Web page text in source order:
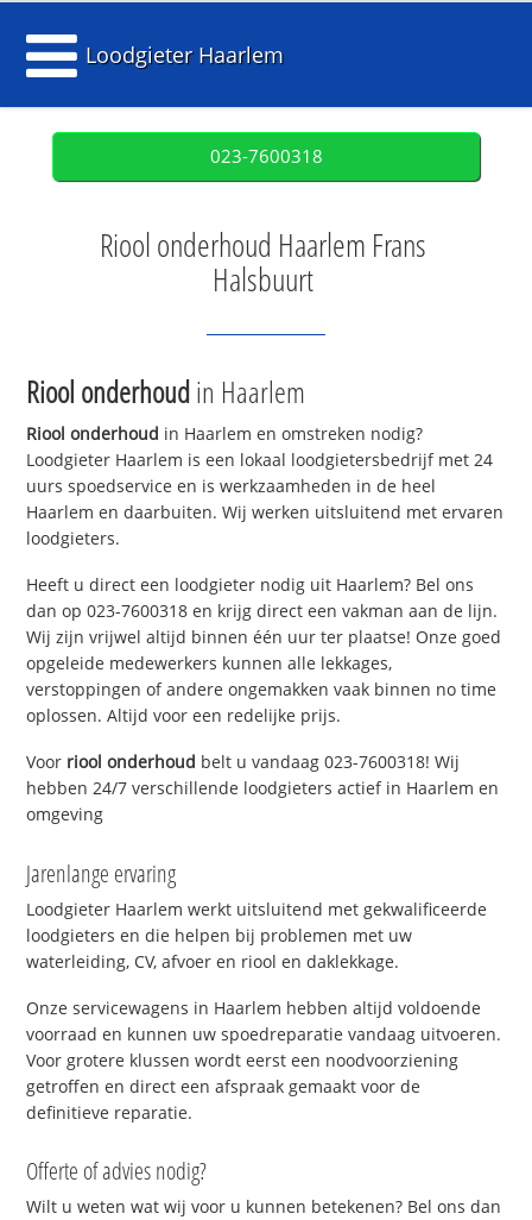
Loodgieter Haarlem
023-7600318
Riool onderhoud Haarlem Frans
Halsbuurt
Riool onderhoudin Haarlem
Riool onderhoud in Haarlem en omstreken nodig?
Loodgieter Haarlem is een lokaal loodgietersbedrijf met 24
uurs spoedservice en is werkzaamheden in de heel
Haarlem en daarbuiten. Wij werken uitsluitend met ervaren
loodgieters.
Heeft u direct een loodgieter nodig uit Haarlem? Bel ons
dan op 023-7600318 en krijg direct een vakman aan de lijn.
Wij zijn vrijwel altijd binnen één uur ter plaatse! Onze goed
opgeleide medewerkers kunnen alle lekkages,
verstoppingen of andere ongemakken vaak binnen no time
oplossen. Altijd voor een redelijke prijs.
Voor riool onderhoud belt u vandaag 023-7600318! Wij
hebben 24/7 verschillende loodgieters actief in Haarlem en
omgeving
Jarenlange ervaring
Loodgieter Haarlem werkt uitsluitend met gekwalificeerde
loodgieters en die helpen bij problemen met uw
waterleiding, CV, afvoer en riool en daklekkage.
Onze servicewagens in Haarlem hebben altijd voldoende
voorraad en kunnen uw spoedreparatie vandaag uitvoeren.
Voor grotere klussen wordt eerst een noodvoorziening
getroffen en direct een afspraak gemaakt voor de
definitieve reparatie.
Offerte of advies nodig?
Wilt u weten wat wij voor u kunnen betekenen? Bel ons dan